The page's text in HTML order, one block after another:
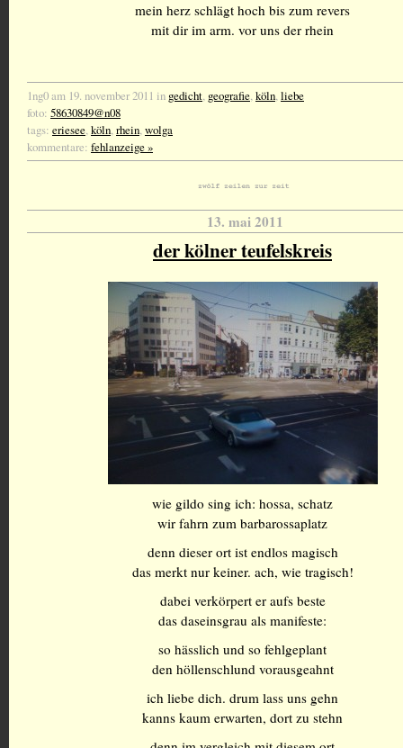
mein herz schlägt hoch bis zum revers
mit dir im arm. vor uns der rhein
1ng0 am 19. november 2011 in gedicht, geografie,köln,liebe
foto: 58630849@n08
tags: eriesee,köln,rhein,wolga
kommentare: fehlanzeige »
13. mai 2011
der kölner teufelskreis
wie gildo sing ich: hossa, schatz
wir fahrn zum barbarossaplatz
denn dieser ort ist endlos magisch
das merkt nur keiner. ach, wie tragisch!
dabei verkörpert er aufs beste
das daseinsgrau als manifeste:
so hässlich und so fehlgeplant
den höllenschlund vorausgeahnt
ich liebe dich. drum lass uns gehn
kanns kaum erwarten, dort zu stehn